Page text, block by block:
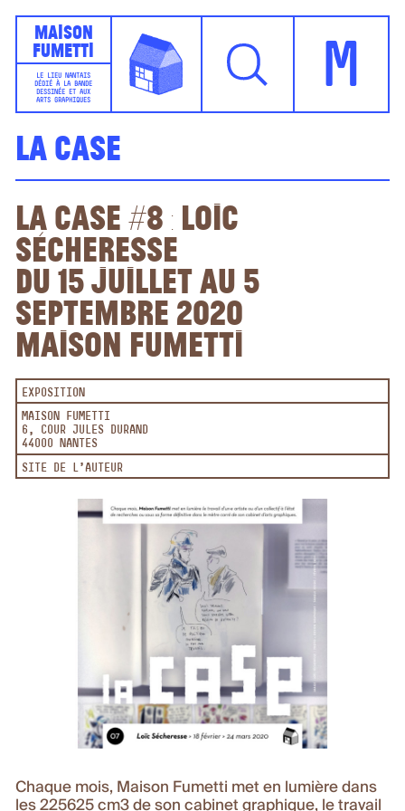
Maison
Fumetti
LE LIEU NANTAIS
DÉDIÉ À LA BANDE
DESSINÉE ET AUX
ARTS GRAPHIQUES
M
La Case
La Case #8 : Loic
Sécheresse
Du 15 juillet au 5
septembre 2020
Maison Fumetti
EXPOSITION
MAISON FUMETTI
6, COUR JULES DURAND
44000 NANTES
SITE DE L'AUTEUR
Chaque mois, Maison Fumetti met en lumière dans
les 225625 cm3 de son cabinet graphique, le travail